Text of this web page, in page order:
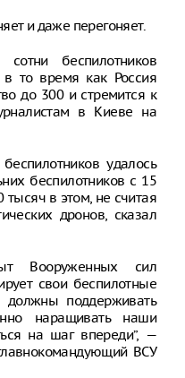
и даже перегоняет.
беспилотников
в то время как Россия
до 300 и стремится к
в Киеве на
удалось
беспилотников с 15
тысяч в этом, не считая
дронов, сказал
Вооруженных сил
свои беспилотные
должны поддерживать
наращивать наши
на шаг впереди”, —
ВСУ